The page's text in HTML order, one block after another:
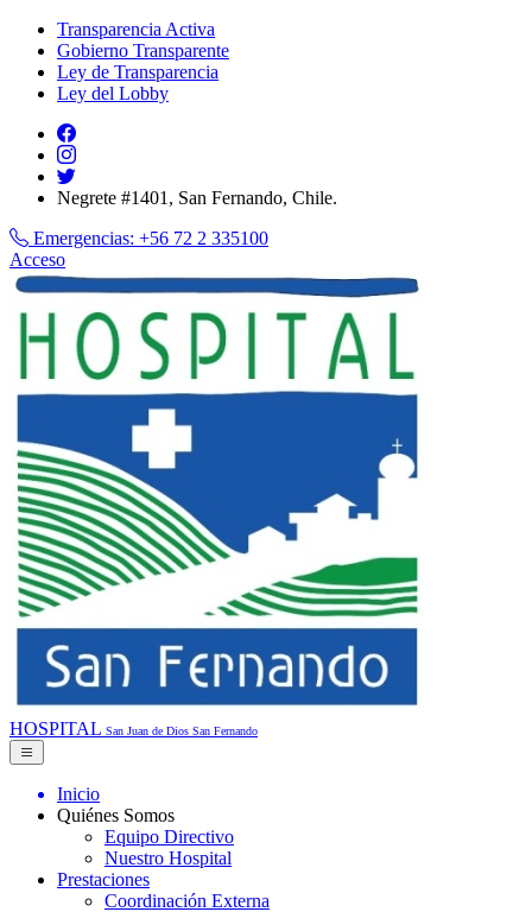
Transparencia Activa
Gobierno Transparente
Ley de Transparencia
Ley del Lobby
Negrete #1401, San Fernando, Chile.
Emergencias: +56 72 2 335100
Acceso
HOSPITAL San Juan de Dios San Fernando
Inicio
Quiénes Somos
Equipo Directivo
Nuestro Hospital
Prestaciones
Coordinación Externa